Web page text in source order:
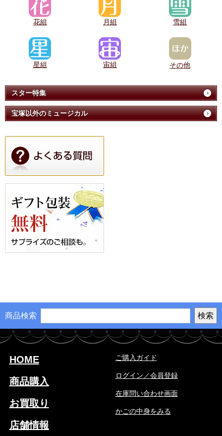
花組 月組 雪組
星組 宙組 その他
スター特集
宝塚以外のミュージカル
商品検索
HOME
商品購入
お買取り
店舗情報
ご購入ガイド
ログイン／会員登録
在庫問い合わせ画面
かごの中身をみる